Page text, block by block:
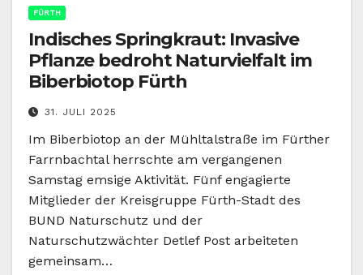
FÜRTH
Indisches Springkraut: Invasive
Pflanze bedroht Naturvielfalt im
Biberbiotop Fürth
31. JULI 2025
Im Biberbiotop an der Mühltalstraße im Fürther
Farrnbachtal herrschte am vergangenen
Samstag emsige Aktivität. Fünf engagierte
Mitglieder der Kreisgruppe Fürth-Stadt des
BUND Naturschutz und der
Naturschutzwächter Detlef Post arbeiteten
gemeinsam…